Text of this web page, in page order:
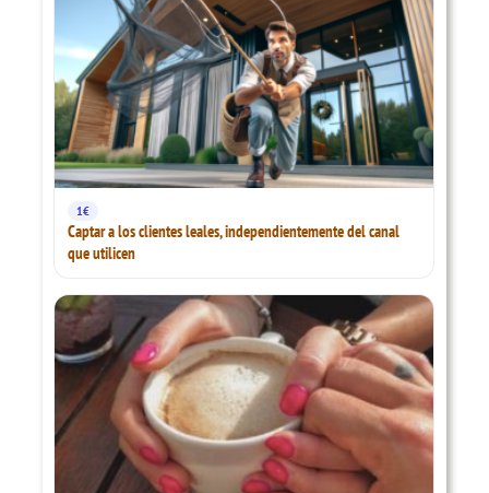
1€
Captar a los clientes leales, independientemente del canal
que utilicen